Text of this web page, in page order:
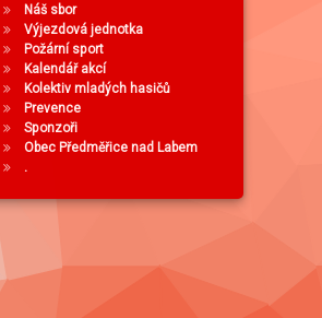
Náš sbor
Výjezdová jednotka
Požární sport
Kalendář akcí
Kolektiv mladých hasičů
Prevence
Sponzoři
Obec Předměřice nad Labem
.